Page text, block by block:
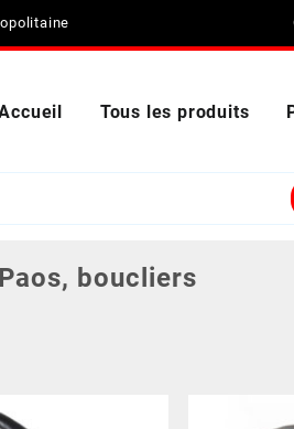
Tous les produits
Paos, boucliers